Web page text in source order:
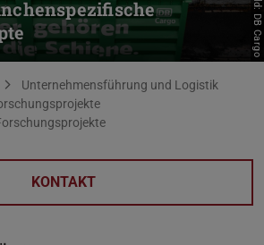
Bild: DB Cargo
Unternehmensführung und Logistik
KONTAKT